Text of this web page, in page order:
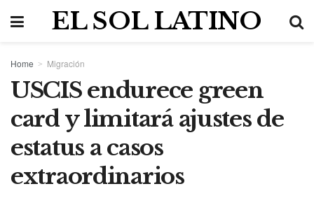
EL SOL LATINO
Home Migración
USCIS endurece green
card y limitará ajustes de
estatus a casos
extraordinarios